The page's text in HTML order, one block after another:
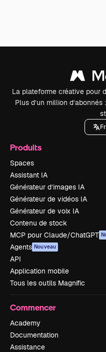
La plateforme créative pour
Plus d’un million
Produits
Spaces
Assistant IA
Générateur d’images IA
Générateur de vidéos IA
Générateur de voix IA
Contenu de stock
MCP pour Claude/ChatGPT
Agents Nouveau
API
Application mobile
Tous les outils Magnific
Commencer
Academy
Documentation
Assistance